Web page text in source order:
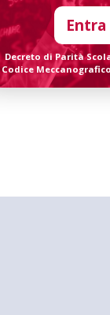
Entra
Decreto di Parità
Codice